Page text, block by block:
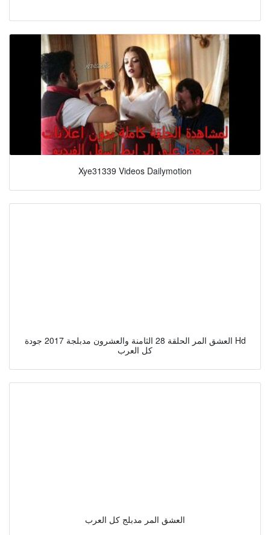
Xye31339 Videos Dailymotion
العشق المر الحلقة 28 الثامنة والعشرون مدبلجة 2017 جودة Hd
كل العرب
العشق المر مدبلج كل العرب